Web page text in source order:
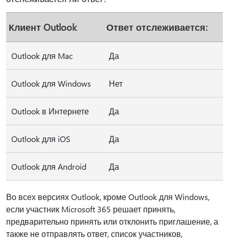
Клиент Outlook Ответ отслеживается:
Outlook для Mac Да
Outlook для Windows Нет
Outlook в Интернете Да
Outlook для iOS Да
Outlook для Android Да
Во всех версиях Outlook, кроме Outlook для Windows,
если участник Microsoft 365 решает принять,
предварительно принять или отклонить приглашение, а
также не отправлять ответ, список участников,